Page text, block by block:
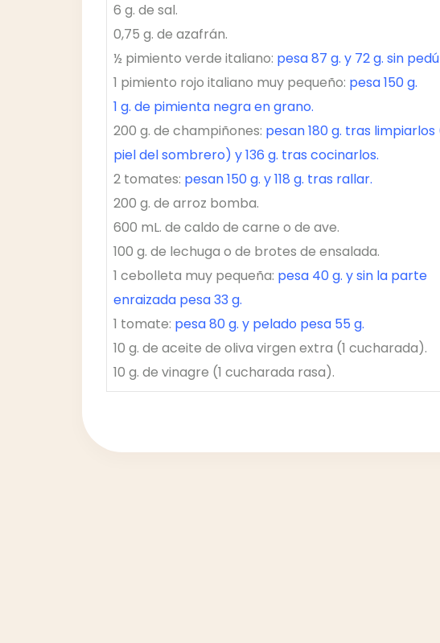
6 g. de sal.
0,75 g. de azafrán.
½ pimiento verde italiano: pesa 87 g. y 72 g. sin
1 pimiento rojo italiano muy pequeño: pesa 150 g.
1 g. de pimienta negra en grano.
200 g. de champiñones: pesan 180 g. tras limpiarlos
piel del sombrero) y 136 g. tras cocinarlos.
2 tomates: pesan 150 g. y 118 g. tras rallar.
200 g. de arroz bomba.
600 mL. de caldo de carne o de ave.
100 g. de lechuga o de brotes de ensalada.
1 cebolleta muy pequeña: pesa 40 g. y sin la parte
enraizada pesa 33 g.
1 tomate: pesa 80 g. y pelado pesa 55 g.
10 g. de aceite de oliva virgen extra (1 cucharada).
10 g. de vinagre (1 cucharada rasa).